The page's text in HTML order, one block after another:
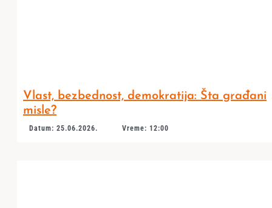
Vlast, bezbednost, demokratija: Šta građani
misle?
Datum: 25.06.2026. Vreme: 12:00